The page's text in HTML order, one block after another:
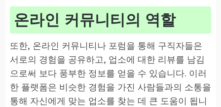
온라인 커뮤니티의 역할
또한, 온라인 커뮤니티나 포럼을 통해 구직자들은
서로의 경험을 공유하고, 업소에 대한 리뷰를 남김
으로써 보다 풍부한 정보를 얻을 수 있습니다. 이러
한 플랫폼은 비슷한 경험을 가진 사람들과의 소통을
통해 자신에게 맞는 업소를 찾는 데 큰 도움이 됩니